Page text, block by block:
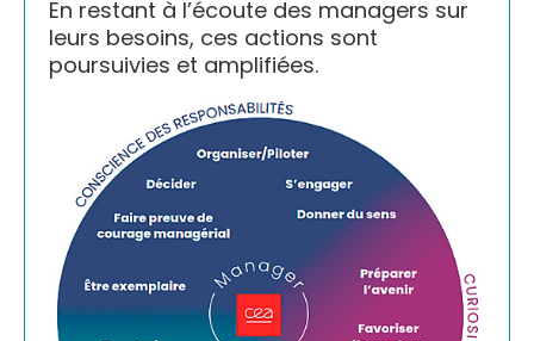
En restant à l’écoute des managers sur
leurs besoins, ces actions sont
poursuivies et amplifiées.